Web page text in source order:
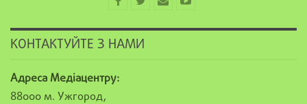
КОНТАКТУЙТЕ З НАМИ
Адреса Медіацентру:
88000 м. Ужгород,